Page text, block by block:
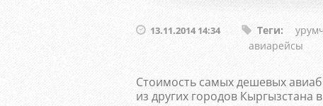
13.11.2014 14:34 Теги:
авиарейсы
Стоимость самых дешевых
из других городов Кыргызстана